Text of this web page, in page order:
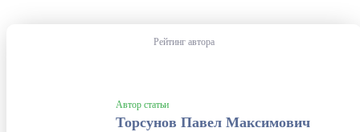
Рейтинг автора
Автор статьи
Торсунов Павел Максимович